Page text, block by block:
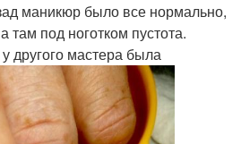
маникюр было все нормально,
там под ноготком пустота.
другого мастера была